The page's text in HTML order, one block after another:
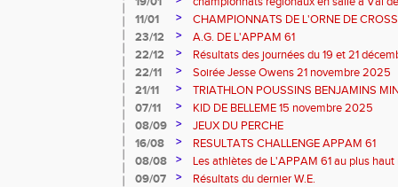
11/01
>
CHAMPIONNATS DE L'ORNE DE
2026 et REGIONAUX D'EPREUVES
23/12 >
A.G. DE L'APPAM 61
22/12
>
Résultats des journées du 19 et 21
22/11
>
Soirée Jesse Owens 21 novembre 2025
21/11
>
TRIATHLON POUSSINS BENJAMINS
07/11
>
KID DE BELLEME 15 novembre 2025
08/09
>
JEUX DU PERCHE
16/08
>
RESULTATS CHALLENGE APPAM 61
08/08
>
Les athlètes de L'APPAM 61 au plus
09/07
> Résultats du dernier W.E.